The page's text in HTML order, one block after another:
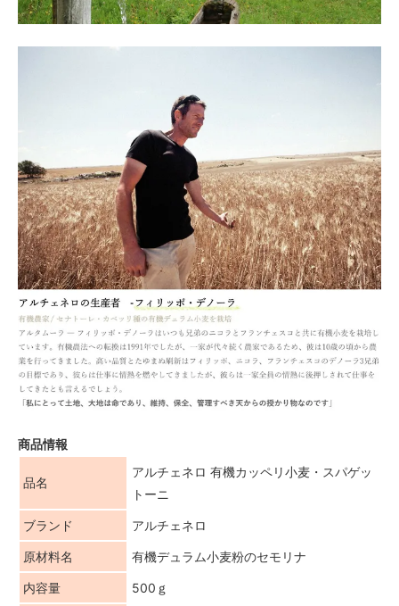
商品情報
品名
アルチェネロ 有機カッペリ小麦・スパゲッ
トーニ
ブランド アルチェネロ
原材料名 有機デュラム小麦粉のセモリナ
内容量 500ｇ